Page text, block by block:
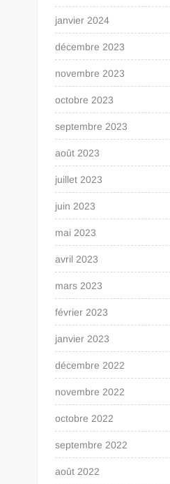
janvier 2024
décembre 2023
novembre 2023
octobre 2023
septembre 2023
août 2023
juillet 2023
juin 2023
mai 2023
avril 2023
mars 2023
février 2023
janvier 2023
décembre 2022
novembre 2022
octobre 2022
septembre 2022
août 2022